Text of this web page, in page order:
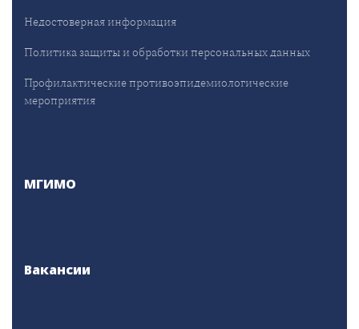
Недостоверная информация
Политика защиты и обработки персональных данных
Профилактические противоэпидемиологические
мероприятия
МГИМО
Вакансии